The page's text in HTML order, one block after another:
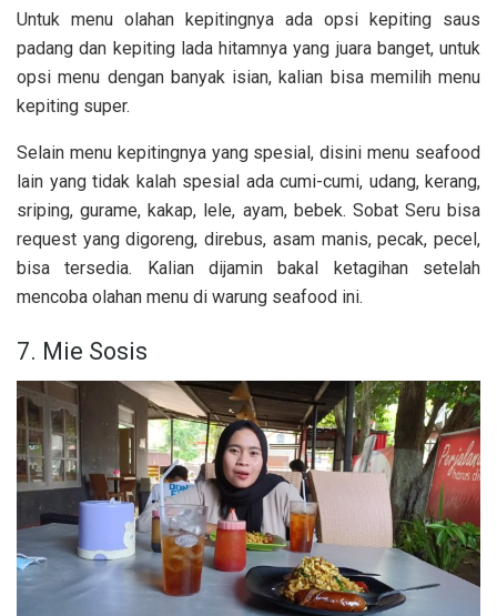
Untuk menu olahan kepitingnya ada opsi kepiting saus
padang dan kepiting lada hitamnya yang juara banget, untuk
opsi menu dengan banyak isian, kalian bisa memilih menu
kepiting super.
Selain menu kepitingnya yang spesial, disini menu seafood
lain yang tidak kalah spesial ada cumi-cumi, udang, kerang,
sriping, gurame, kakap, lele, ayam, bebek. Sobat Seru bisa
request yang digoreng, direbus, asam manis, pecak, pecel,
bisa tersedia. Kalian dijamin bakal ketagihan setelah
mencoba olahan menu di warung seafood ini.
7. Mie Sosis